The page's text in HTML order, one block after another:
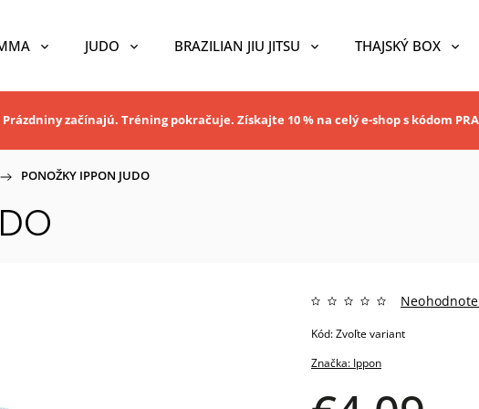
JUDO BRAZILIAN JIU JITSU THAJSKÝ BOX
Prázdniny začínajú. Tréning pokračuje. Získajte 10 % na celý e-shop s kódom
/ PONOŽKY IPPON JUDO
Značka: Ippon
Kód:Zvoľte variant